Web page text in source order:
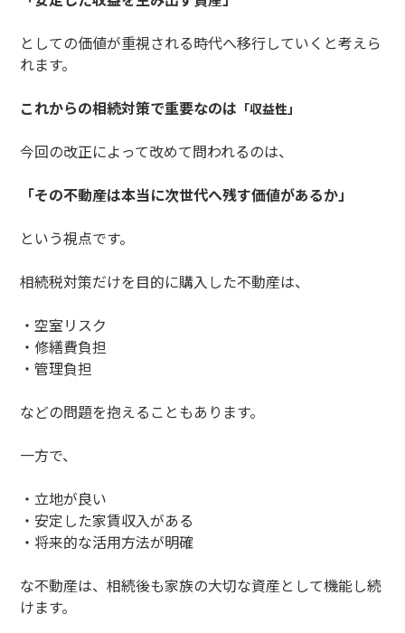
としての価値が重視される時代へ移行していくと考えら
れます。
これからの相続対策で重要なのは 「収益性」
今回の改正によって改めて問われるのは、
「その不動産は本当に次世代へ残す価値があるか」
という視点です。
相続税対策だけを目的に購入した不動産は、
・空室リスク
・修繕費負担
・管理負担
などの問題を抱えることもあります。
一方で、
・立地が良い
・安定した家賃収入がある
・将来的な活用方法が明確
な不動産は、相続後も家族の大切な資産として機能し続
けます。